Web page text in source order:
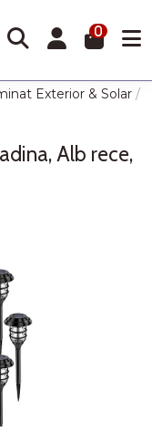
0
Exterior & Solar
Alb rece,